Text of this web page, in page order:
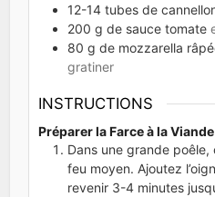
12-14 tubes de
200 g de sauce tomate
80 g de mozzarella
gratiner
INSTRUCTIONS
Préparer la Farce à la Viande
Dans une grande poêle,
feu moyen. Ajoutez
revenir 3-4 minutes